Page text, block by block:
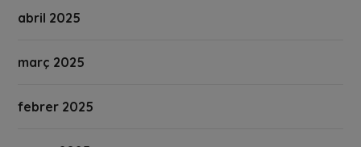
abril 2025
març 2025
febrer 2025